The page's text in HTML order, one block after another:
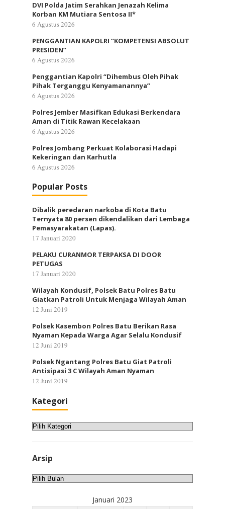
DVI Polda Jatim Serahkan Jenazah Kelima
Korban KM Mutiara Sentosa II*
6 Agustus 2026
PENGGANTIAN KAPOLRI “KOMPETENSI ABSOLUT
PRESIDEN”
6 Agustus 2026
Penggantian Kapolri “Dihembus Oleh Pihak
Pihak Terganggu Kenyamanannya”
6 Agustus 2026
Polres Jember Masifkan Edukasi Berkendara
Aman di Titik Rawan Kecelakaan
6 Agustus 2026
Polres Jombang Perkuat Kolaborasi Hadapi
Kekeringan dan Karhutla
6 Agustus 2026
Popular Posts
Dibalik peredaran narkoba di Kota Batu
Ternyata 80 persen dikendalikan dari Lembaga
Pemasyarakatan (Lapas).
17 Januari 2020
PELAKU CURANMOR TERPAKSA DI DOOR
PETUGAS
17 Januari 2020
Wilayah Kondusif, Polsek Batu Polres Batu
Giatkan Patroli Untuk Menjaga Wilayah Aman
12 Juni 2019
Polsek Kasembon Polres Batu Berikan Rasa
Nyaman Kepada Warga Agar Selalu Kondusif
12 Juni 2019
Polsek Ngantang Polres Batu Giat Patroli
Antisipasi 3 C Wilayah Aman Nyaman
12 Juni 2019
Kategori
Kategori
Arsip
Arsip
Januari 2023